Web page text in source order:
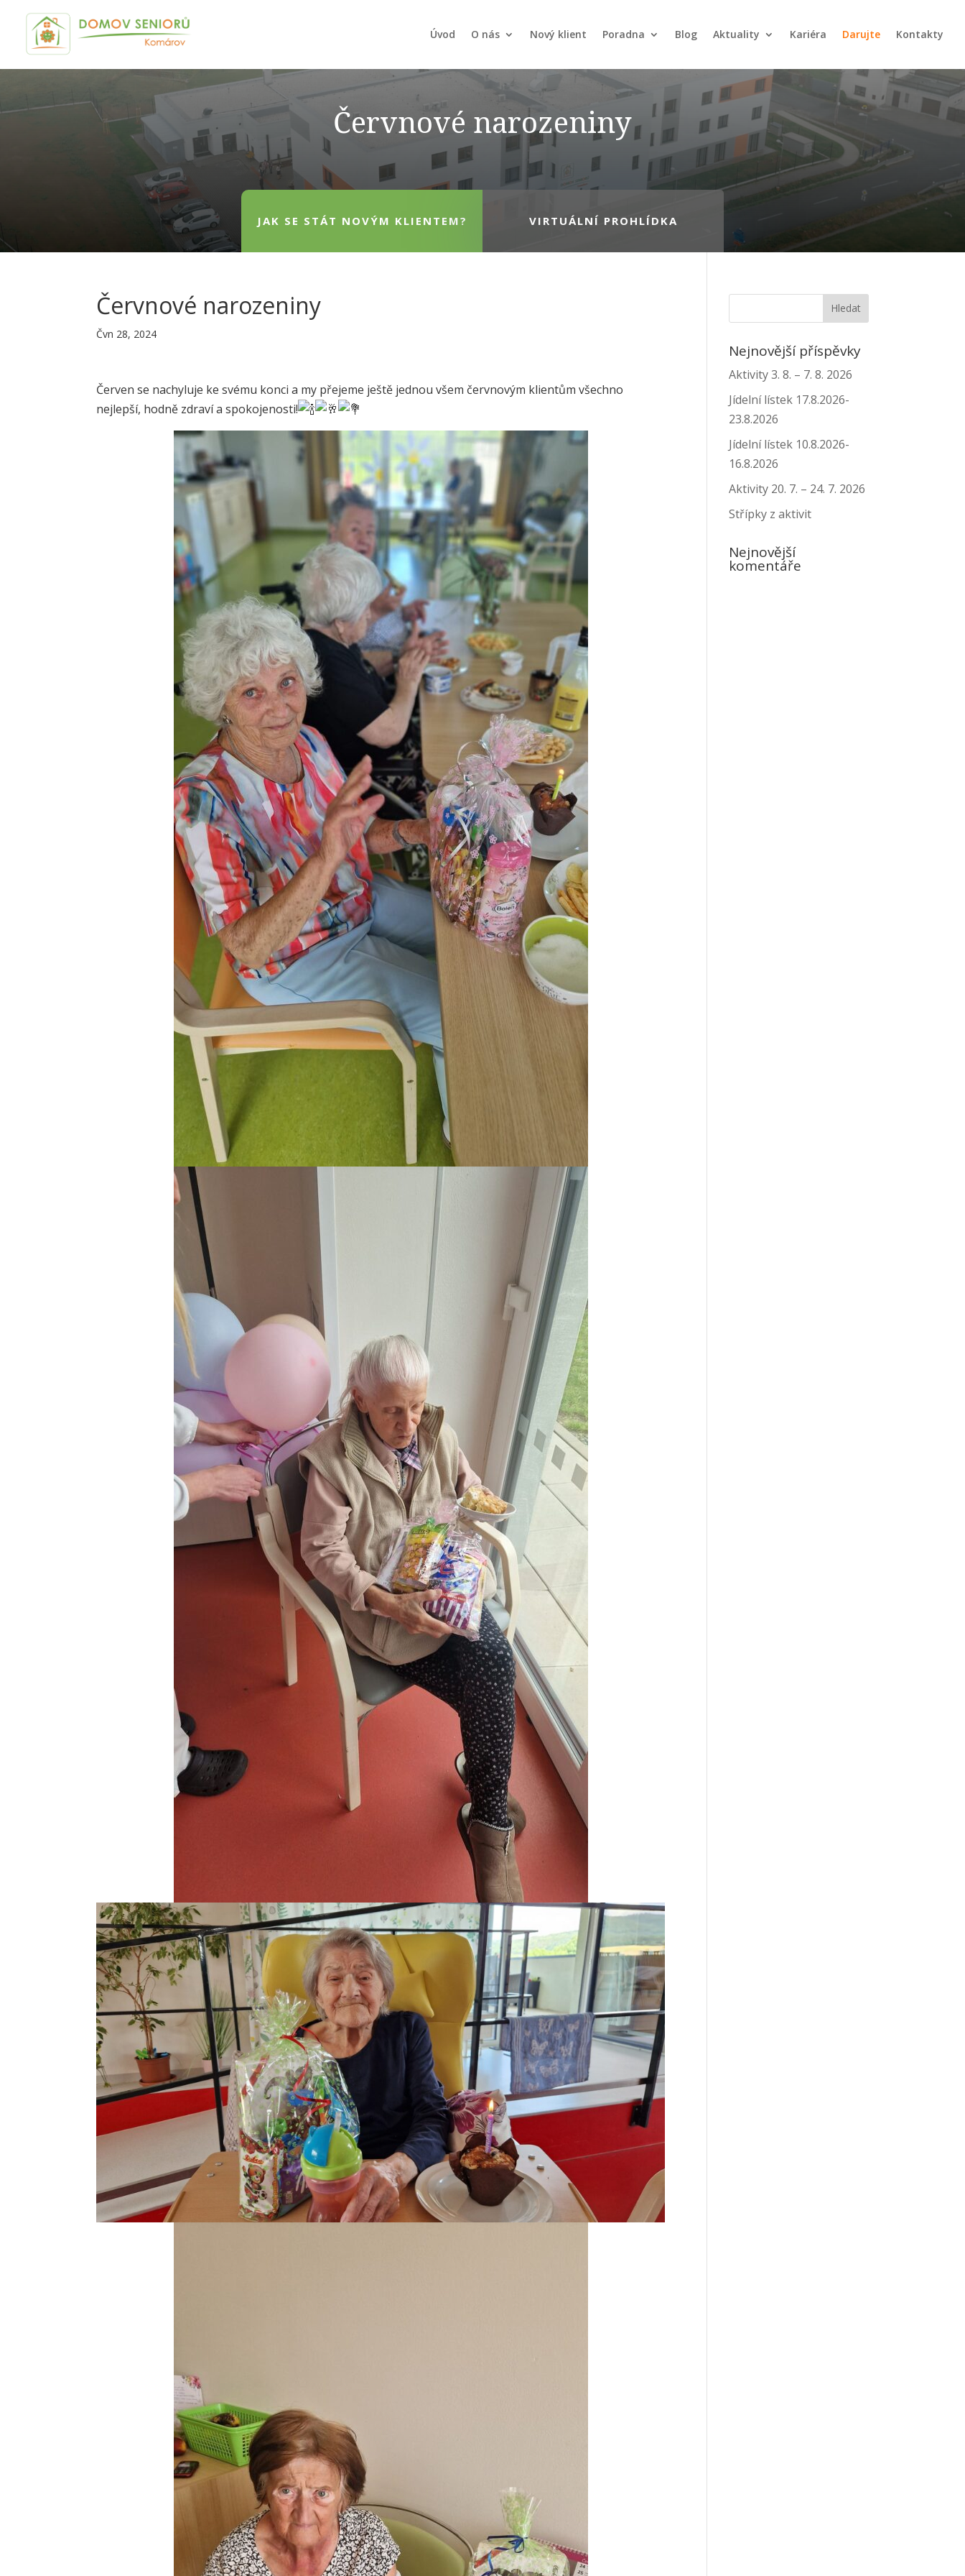
Úvod O nás Nový klient Poradna Blog Aktuality Kariéra Darujte Kontakty
Červnové narozeniny
JAK SE STÁT NOVÝM KLIENTEM? VIRTUÁLNÍ PROHLÍDKA
Červnové narozeniny
Čvn 28, 2024
Červen se nachyluje ke svému konci a my přejeme ještě jednou všem červnovým klientům všechno
nejlepší, hodně zdraví a spokojenosti!
Nejnovější příspěvky
Aktivity 3. 8. – 7. 8. 2026
Jídelní lístek 17.8.2026-
23.8.2026
Jídelní lístek 10.8.2026-
16.8.2026
Aktivity 20. 7. – 24. 7. 2026
Střípky z aktivit
Nejnovější
komentáře